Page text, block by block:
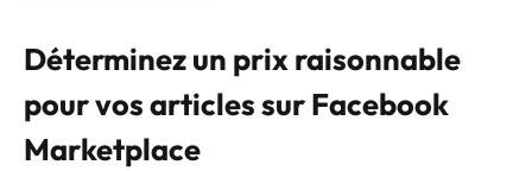
Déterminez un prix raisonnable
pour vos articles sur Facebook
Marketplace